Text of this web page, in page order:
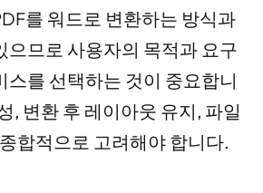
를 워드로 변환하는 방식과
으므로 사용자의 목적과 요구
스를 선택하는 것이 중요합니
, 변환 후 레이아웃 유지, 파일
합적으로 고려해야 합니다.